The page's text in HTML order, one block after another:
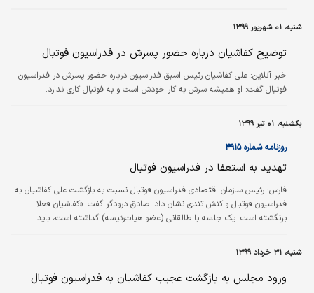
اشتباهات متعدد در نوع قرارداد متهم شناخته شده‌اند. مهدی تاج، حیدر بهاروند،
لیلا صوفی‌زاده، محمود اسلامیان، کاظم طالقانی، هدایت ممبینی، محمود شیعی و
فریدون اصفهانیان این هشت نفر هستند. با این حال علی کفاشیان به…
شنبه، ۰۱ شهریور ۱۳۹۹
توضیح کفاشیان درباره حضور پسرش در فدراسیون فوتبال
خبر آنلاین: علی کفاشیان رئیس اسبق فدراسیون درباره حضور پسرش در فدراسیون
فوتبال گفت: او همیشه سرش به کار خودش است و به فوتبال کاری ندارد.
یکشنبه، ۰۱ تیر ۱۳۹۹
روزنامه شماره ۴۹۱۵
تهدید به استعفا در فدراسیون فوتبال
فارس: رئیس سازمان اقتصادی فدراسیون فوتبال نسبت به بازگشت علی کفاشیان به
فدراسیون فوتبال واکنش تندی نشان داد. صادق درودگر گفت: «کفاشیان فعلا
برنگشته است. یک جلسه با طالقانی (عضو هیات‌رئیسه) گذاشته است، باید
می‌دهیم.»
شنبه، ۳۱ خرداد ۱۳۹۹
ورود مجلس به بازگشت عجیب کفاشیان به فدراسیون فوتبال